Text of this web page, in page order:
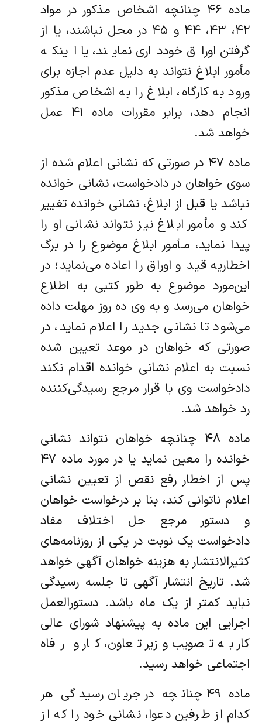
ماده ۴۶ چنانچه اشخاص مذکور در مواد
۴۲، ۴۳، ۴۴ و ۴۵ در محل نباشند، یا از
گرفتن اوراق خودداری نمایند، یا اینکه
مأمور ابلاغ نتواند به دلیل عدم اجازه برای
ورود به کارگاه، ابلاغ را به اشخاص مذکور
انجام دهد، برابر مقررات ماده ۴۱ عمل
خواهد شد.
ماده ۴۷ در صورتی که نشانی اعلام شده از
سوی خواهان در دادخواست، نشانی خوانده
نباشد یا قبل از ابلاغ، نشانی خوانده تغییر
کند و مأمور ابلاغ نیز نتواند نشانی او را
پیدا نماید، مـأمور ابلاغ موضوع را در برگ
اخطاریه قید و اوراق را اعاده می‌نماید؛ در
این‌مورد موضوع به طور کتبی به اطلاع
خواهان می‌رسد و به وی ده روز مهلت داده
می‌شود تا نشانی جدید را اعلام نماید، در
صورتی که خواهان در موعد تعیین شده
نسبت به اعلام نشانی خوانده اقدام نکند
دادخواست وی با قرار مرجع رسیدگی‌کننده
رد خواهد شد.
ماده ۴۸ چنانچه خواهان نتواند نشانی
خوانده را معین نماید یا در مورد ماده ۴۷
پس از اخطار رفع نقص از تعیین نشانی
اعلام ناتوانی کند، بنا بر درخواست خواهان
و دستور مرجع حل اختلاف مفاد
دادخواست یک نوبت در یکی از روزنامه‌های
کثیرالانتشار به هزینه خواهان آگهی خواهد
شد. تاریخ انتشار آگهی تا جلسه رسیدگی
نباید کمتر از یک ماه باشد. دستورالعمل
اجرایی این ماده به پیشنهاد شورای عالی
کار به تصویب وزیر تعاون، کار و رفاه
اجتماعی خواهد رسید.
ماده ۴۹ چنانچه در جریان رسیدگی هر
کدام از طرفین دعوا، نشانی خود را که از